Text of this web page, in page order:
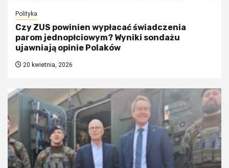
Polityka
Czy ZUS powinien wypłacać świadczenia
parom jednopłciowym? Wyniki sondażu
ujawniają opinie Polaków
20 kwietnia, 2026